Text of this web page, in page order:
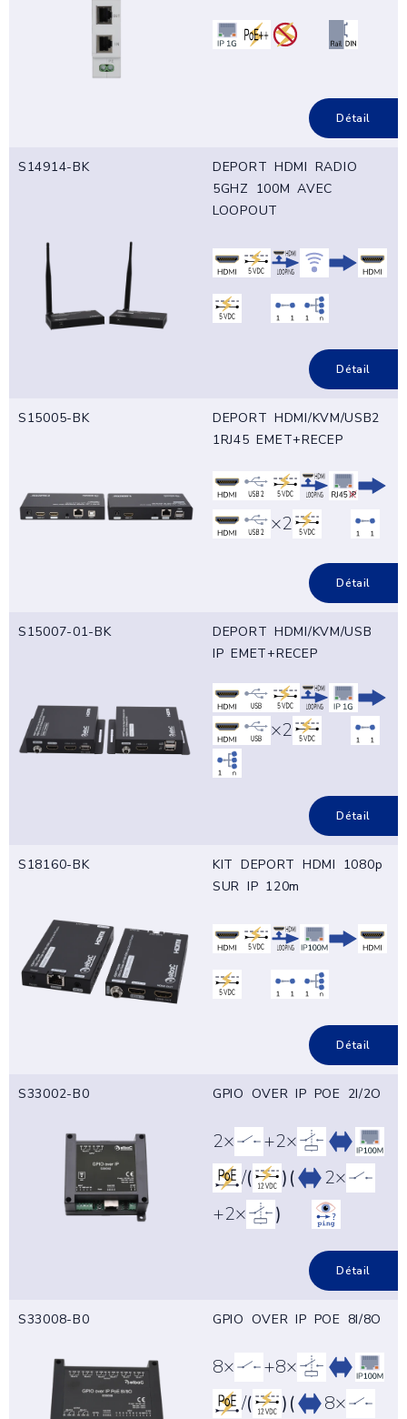
Détail
S14914-BK
DEPORT HDMI RADIO
5GHZ 100M AVEC
LOOPOUT
Détail
S15005-BK
DEPORT HDMI/KVM/USB2
1RJ45 EMET+RECEP
×2
Détail
S15007-01-BK
DEPORT HDMI/KVM/USB
IP EMET+RECEP
×2
Détail
S18160-BK
KIT DEPORT HDMI 1080p
SUR IP 120m
Détail
S33002-B0 GPIO OVER IP POE 2I/2O
2×
+2×
/( )(
2×
+2×
)
Détail
S33008-B0 GPIO OVER IP POE 8I/8O
8×
+8×
/( )(
8×